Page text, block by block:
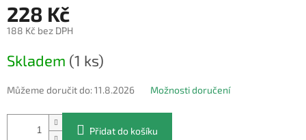
228 Kč
188 Kč bez DPH
cena:
Skladem (1 ks)
Můžeme doručit do:11.8.2026 Možnosti doručení
Přidat do košíku